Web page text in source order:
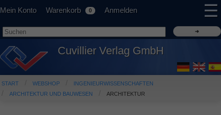
Mein Konto Warenkorb 0 Anmelden ☰
Cuvillier Verlag GmbH
START WEBSHOP
INGENIEURWISSENSCHAFTEN
ARCHITEKTUR UND BAUWESEN
ARCHITEKTUR